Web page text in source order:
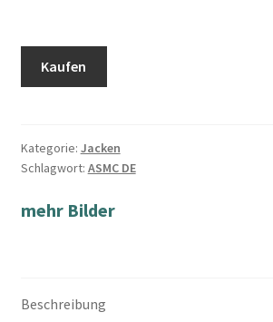
Kaufen
Kategorie: Jacken
Schlagwort: ASMC DE
mehr Bilder
Beschreibung